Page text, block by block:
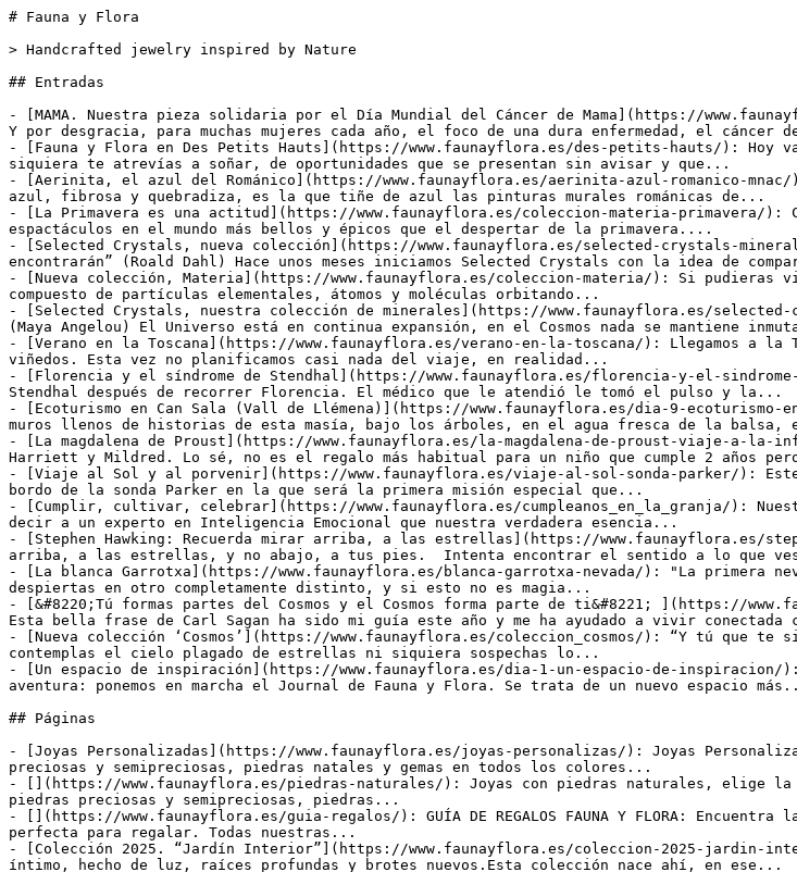
# Fauna y Flora

> Handcrafted jewelry inspired by Nature

## Entradas

- [MAMA. Nuestra pieza solidaria por el Día Mundial del Cáncer de Mama](https://www.faunayflora.es/mama/): El pecho es símbolo de lo femenino, también de vida y amor. Y por desgracia, para muchas mujeres cada año, el foco de una dura enfermedad, el cáncer de...
- [Fauna y Flora en Des Petits Hauts](https://www.faunayflora.es/des-petits-hauts/): Hoy va de sueños cumplidos, de premios al trabajo bien hecho con los que ni siquiera te atrevías a soñar, de oportunidades que se presentan sin avisar y que...
- [Aerinita, el azul del Románico](https://www.faunayflora.es/aerinita-azul-romanico-mnac/): aerinita - del griego 'aerinos' que significa 'azul cielo' Esta piedra azul, fibrosa y quebradiza, es la que tiñe de azul las pinturas murales románicas de...
- [La Primavera es una actitud](https://www.faunayflora.es/coleccion-materia-primavera/): Cheers for spring, for life, for a growing soul (Sylvia Plath) Hay pocos espactáculos en el mundo más bellos y épicos que el despertar de la primavera....
- [Selected Crystals, nueva colección](https://www.faunayflora.es/selected-crystals-minerales-nueva-coleccion/): “Aquellos que no creen en la magia jamás la encontrarán” (Roald Dahl) Hace unos meses iniciamos Selected Crystals con la idea de compartir una visión...
- [Nueva colección, Materia](https://www.faunayflora.es/coleccion-materia/): Si pudieras viajar hacia tu interior verías un cielo plagado de estrellas, un universo compuesto de partículas elementales, átomos y moléculas orbitando...
- [Selected Crystals, nuestra colección de minerales](https://www.faunayflora.es/selected-crystals-minerales/): “Nothing can dim the light which shines from within” (Maya Angelou) El Universo está en continua expansión, en el Cosmos nada se mantiene inmutable con...
- [Verano en la Toscana](https://www.faunayflora.es/verano-en-la-toscana/): Llegamos a la Toscana sin otro plan que recorrer las carreteras secundarias entre campos y viñedos. Esta vez no planificamos casi nada del viaje, en realidad...
- [Florencia y el síndrome de Stendhal](https://www.faunayflora.es/florencia-y-el-sindrome-de-stendhal/): Taquicárdico, mareado y agotado, así se sintió el pobre Stendhal después de recorrer Florencia. El médico que le atendió le tomó el pulso y la...
- [Ecoturismo en Can Sala (Vall de Llémena)](https://www.faunayflora.es/dia-9-ecoturismo-en-mas-can-sala/): El paraíso está aquí, en mitad de la naturaleza, entre los muros llenos de historias de esta masía, bajo los árboles, en el agua fresca de la balsa, en el...
- [La magdalena de Proust](https://www.faunayflora.es/la-magdalena-de-proust-viaje-a-la-infancia/): El día que Tom cumplió dos años le regalamos dos gallinas, Harriett y Mildred. Lo sé, no es el regalo más habitual para un niño que cumple 2 años pero...
- [Viaje al Sol y al porvenir](https://www.faunayflora.es/viaje-al-sol-sonda-parker/): Este verano, gracias a la NASA, emprenderemos un viaje de 7 años rumbo al Sol a bordo de la sonda Parker en la que será la primera misión especial que...
- [Cumplir, cultivar, celebrar](https://www.faunayflora.es/cumpleanos_en_la_granja/): Nuestro pequeño Tom cumplió 2 años el pasado mes de Marzo. Hace tiempo escuché decir a un experto en Inteligencia Emocional que nuestra verdadera esencia...
- [Stephen Hawking: Recuerda mirar arriba, a las estrellas](https://www.faunayflora.es/stephen-hawking-recuerda-mirar-arriba-a-las-estrellas/): "Recuerda mirar arriba, a las estrellas, y no abajo, a tus pies.  Intenta encontrar el sentido a lo que ves y pregúntate qué es lo que hace que el Universo...
- [La blanca Garrotxa](https://www.faunayflora.es/blanca-garrotxa-nevada/): "La primera nevada no es solo un evento, es un evento mágico. Te acuestas en un mundo y despiertas en otro completamente distinto, y si esto no es magia...
- [&#8220;Tú formas partes del Cosmos y el Cosmos forma parte de ti&#8221; ](https://www.faunayflora.es/tu-formas-partes-del-cosmos-y-el-cosmos-forma-parte-de-ti/): Esta bella frase de Carl Sagan ha sido mi guía este año y me ha ayudado a vivir conectada conmigo misma y con la naturaleza en los momentos felices, pero...
- [Nueva colección ‘Cosmos’](https://www.faunayflora.es/coleccion_cosmos/): “Y tú que te sientes tan pequeña cuando estás rodeada de gente y tan frágil cuando contemplas el cielo plagado de estrellas ni siquiera sospechas lo...
- [Un espacio de inspiración](https://www.faunayflora.es/dia-1-un-espacio-de-inspiracion/): Hoy es un día especial para nosotros. Y es que empezamos una nueva aventura: ponemos en marcha el Journal de Fauna y Flora. Se trata de un nuevo espacio más...

## Páginas

- [Joyas Personalizadas](https://www.faunayflora.es/joyas-personalizas/): Joyas Personalizadas, un detalle único Elige tu piedra favorita entre nuestras piedras preciosas y semipreciosas, piedras natales y gemas en todos los colores...
- [](https://www.faunayflora.es/piedras-naturales/): Joyas con piedras naturales, elige la que mejor encaja con tu momento Elige tu piedra favorita entre nuestras piedras preciosas y semipreciosas, piedras...
- [](https://www.faunayflora.es/guia-regalos/): GUÍA DE REGALOS FAUNA Y FLORA: Encuentra la joya perfecta Con nuestra GUÍA DE REGALOS te ayudamos a encontrar la joya perfecta para regalar. Todas nuestras...
- [Colección 2025. “Jardín Interior”](https://www.faunayflora.es/coleccion-2025-jardin-interior/): Hay un jardín que florece en silencio, dentro de nosotras. Un lugar íntimo, hecho de luz, raíces profundas y brotes nuevos.Esta colección nace ahí, en ese...
- [Colección 2024. “IRIS”](https://www.faunayflora.es/coleccion-2024-iris/): Siete piezas luminosas y llenas de color. Juntas, forman IRIS, nuestra nueva colección cápsula.Piedras naturales en una gama cromática bellísima que abarca...
- [Colección 2023. “Stardust Melody”](https://www.faunayflora.es/coleccion-2023-stardust-melody/): But that was long ago, and now my consolation is in the stardust of a song. STARDUST. Hoagy Carmichael, 1930 Nuestra nueva colección es una antigua melodía...
- [Colección 2022. “Voyage à la Lune”](https://www.faunayflora.es/coleccion-2022-voyage-a-la-lune/): "Cuanto más oscura es la noche, más brillan las estrellas" FYODOR DOSTOEVSKYEn estos tiempos oscuros nuestra colección VOYAGE  À LA LUNE es un viaje a la...
- [Colección 2021. “Astrum in Corpore”](https://www.faunayflora.es/coleccion-2021-astrum-in-corpore/): "Allí está todo lo que necesitas, sol, luna y estrellas pues la luz que anhelas habita en tu interior" HERMANN HESSENuestra nueva colección ASTRUM IN...
- [Colección Cápsula 2021. &#8216;Primavera&#8217;](https://www.faunayflora.es/coleccion-2021-primavera/): No hay señal más segura de la renovación del mundo que la llegada de la Primavera ni llamada más clara a la vida que el estallido en flores de la...
- [Colección Cápsula. &#8220;Zodíaco&#8221;](https://www.faunayflora.es/coleccion-zodiaco/): Desde el principio de los tiempos los hombres siempre han mirado hacia el cielo tratando de dar explicación al macrocosmos que se dibujaba sobre sus cabezas,...
- [Colección 2019. “Vida”](https://www.faunayflora.es/coleccion-2019-vida/): Somos un pequeño eslabón de una enorme cadena que atraviesa el Tiempo, transportando a través de las generaciones algo único y extraordinario en el...
- [Colección 2018. “Materia”](https://www.faunayflora.es/coleccion-2018-materia/): Si pudieras viajar hacia tu interior verías un cielo plagado de estrellas, un universo compuesto de partículas elementales, átomos y moléculas orbitando...
- [Selected Crystals](https://www.faunayflora.es/selected-crystals/): 'Selected Crystals' es nuestra pequeña colección de minerales, seleccionados especialmente por nosotros, uno a uno, para traer belleza a tu hogar pero...
- [Colección 2017. “Cosmos”](https://www.faunayflora.es/coleccion-2017-cosmos/): Y tú que te sientes tan pequeña cuando estás rodeada de gente y tan frágil cuando contemplas el cielo plagado de estrellas ni siquiera sospechas lo...
- [Home New](https://www.faunayflora.es/): ...
- [Colección 2015. &#8220;San Juan Islands&#8221;](https://www.faunayflora.es/coleccion-2015-san-juan-islands/): Los atardeceres son mágicos en Islas San Juan. La luz rosada tiñe el cielo y el mar espeso mientras las orcas que allí viven en libertad cruzan la bahía...
- [Colecciones Anteriores](https://www.faunayflora.es/colecciones-anteriores/)
- [Colección 2014. &#8220;Nature&#8221;](https://www.faunayflora.es/coleccion-2014-nature/): La Naturaleza inspira nuestros diseños a través de formas orgánicas y materiales naturales como la madera, los minerales o los metales. Colores suaves y...
- [Colección 2015. &#8220;Galaxia&#8221;](https://www.faunayflora.es/coleccion-2015-galaxia/): "Somos polvo de estrellas" (Carl Sagan) Esta frase del astrónomo Carl Sagan inspira nuestra colección más galáctica a través de piezas que están...
- [Prensa](https://www.faunayflora.es/prensa/)
- [Colección 2016. “Moon”](https://www.faunayflora.es/coleccion-2016-moon/): En este universo infinito poblado por billones de estrellas dos de ellas orbitan la una alrededor de la otra, atraídas por la fuerzade un amor que dura...
- [Puntos de Venta](https://www.faunayflora.es/puntos-de-venta-3/): Nobel Vinte Rúa da Rosa, 23 (Santiago de Compostela) &nbsp; Donna Accesorios C/ Santa Barberá, 4 (Elche) La Casa Azul C/ Colón, 3 (Villajoyosa) Silvia Soler...
- [Packaging sostenible](https://www.faunayflora.es/packaging/): Nos gusta cuidar de los detalles y del medioambiente Todo nuestro packaging es ecológico y 100% biodegradable. Las cajitas de nuestras piezas se fabrican en...
- [Contacta](https://www.faunayflora.es/contacta/)
- [Consejos de cuidado de nuestras joyas](https://www.faunayflora.es/cuidado/): &nbsp; Con estos simples cuidados tus piezas Fauna y Flora podrán durar mucho más tiempo en buen estado: &nbsp; MANTÉN TUS PIEZAS PROTEGIDAS DE LA...
- [Shop](https://www.faunayflora.es/shop/)
- [Journal](https://ww